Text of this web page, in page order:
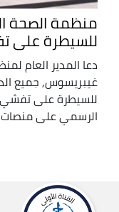
منظمة الصحة
للسيطرة على
دعا المدير العام
غيبريسوس, جميع
للسيطرة على تفشي
الرسمي على منصات